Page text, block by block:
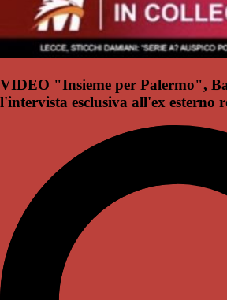
VIDEO "Insieme per Palermo",
l'intervista esclusiva all'ex esterno